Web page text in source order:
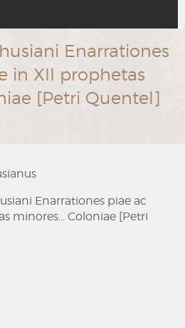
Enarrationes
in XII prophetas
[Petri Quentel]
Enarrationes piae ac
minores... Coloniae [Petri